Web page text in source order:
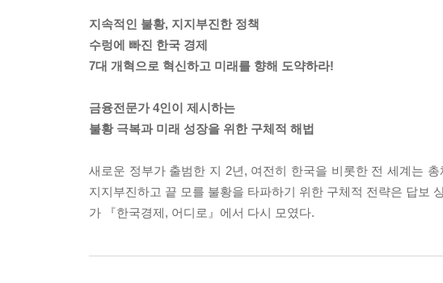
지속적인 불황, 지지부진한 정책
수렁에 빠진 한국 경제
7대 개혁으로 혁신하고 미래를 향해 도약하라!
금융전문가 4인이 제시하는
불황 극복과 미래 성장을 위한 구체적 해법
새로운 정부가 출범한 지 2년, 여전히 한국을 비롯한 전 세계는
지지부진하고 끝 모를 불황을 타파하기 위한 구체적 전략은 답보
가 『한국경제, 어디로』에서 다시 모였다.